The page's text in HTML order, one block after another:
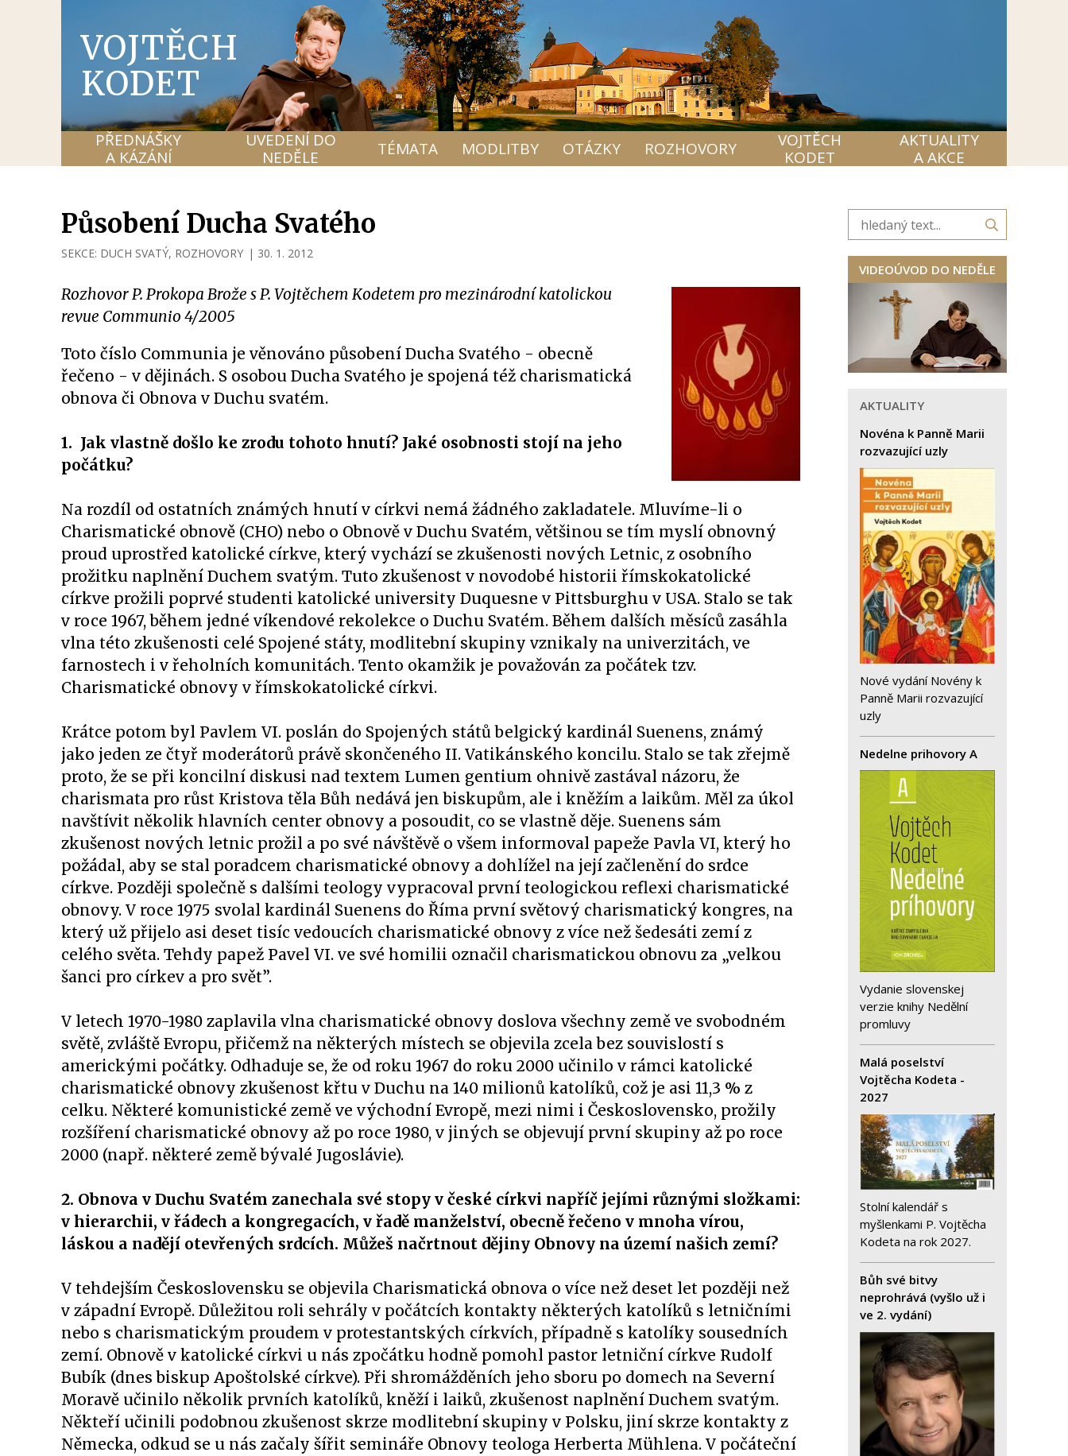
VOJTĚCH
KODET
PŘEDNÁŠKY
A KÁZÁNÍ
UVEDENÍ DO
NEDĚLE
TÉMATA MODLITBY OTÁZKY ROZHOVORY
VOJTĚCH
KODET
AKTUALITY
A AKCE
Působení Ducha Svatého
SEKCE: DUCH SVATÝ, ROZHOVORY | 30. 1. 2012
Rozhovor P. Prokopa Brože s P. Vojtěchem Kodetem pro mezinárodní katolickou
revue Communio 4/2005
Toto číslo Communia je věnováno působení Ducha Svatého - obecně
řečeno - v dějinách. S osobou Ducha Svatého je spojená též charismatická
obnova či Obnova v Duchu svatém.
1. Jak vlastně došlo ke zrodu tohoto hnutí? Jaké osobnosti stojí na jeho
počátku?
Na rozdíl od ostatních známých hnutí v církvi nemá žádného zakladatele. Mluvíme-li o
Charismatické obnově (CHO) nebo o Obnově v Duchu Svatém, většinou se tím myslí obnovný
proud uprostřed katolické církve, který vychází se zkušenosti nových Letnic, z osobního
prožitku naplnění Duchem svatým. Tuto zkušenost v novodobé historii římskokatolické
církve prožili poprvé studenti katolické university Duquesne v Pittsburghu v USA. Stalo se tak
v roce 1967, během jedné víkendové rekolekce o Duchu Svatém. Během dalších měsíců zasáhla
vlna této zkušenosti celé Spojené státy, modlitební skupiny vznikaly na univerzitách, ve
farnostech i v řeholních komunitách. Tento okamžik je považován za počátek tzv.
Charismatické obnovy v římskokatolické církvi.
Krátce potom byl Pavlem VI. poslán do Spojených států belgický kardinál Suenens, známý
jako jeden ze čtyř moderátorů právě skončeného II. Vatikánského koncilu. Stalo se tak zřejmě
proto, že se při koncilní diskusi nad textem Lumen gentium ohnivě zastával názoru, že
charismata pro růst Kristova těla Bůh nedává jen biskupům, ale i kněžím a laikům. Měl za úkol
navštívit několik hlavních center obnovy a posoudit, co se vlastně děje. Suenens sám
zkušenost nových letnic prožil a po své návštěvě o všem informoval papeže Pavla VI, který ho
požádal, aby se stal poradcem charismatické obnovy a dohlížel na její začlenění do srdce
církve. Později společně s dalšími teology vypracoval první teologickou reflexi charismatické
obnovy. V roce 1975 svolal kardinál Suenens do Říma první světový charismatický kongres, na
který už přijelo asi deset tisíc vedoucích charismatické obnovy z více než šedesáti zemí z
celého světa. Tehdy papež Pavel VI. ve své homilii označil charismatickou obnovu za „velkou
šanci pro církev a pro svět”.
V letech 1970-1980 zaplavila vlna charismatické obnovy doslova všechny země ve svobodném
světě, zvláště Evropu, přičemž na některých místech se objevila zcela bez souvislostí s
americkými počátky. Odhaduje se, že od roku 1967 do roku 2000 učinilo v rámci katolické
charismatické obnovy zkušenost křtu v Duchu na 140 milionů katolíků, což je asi 11,3 % z
celku. Některé komunistické země ve východní Evropě, mezi nimi i Československo, prožily
rozšíření charismatické obnovy až po roce 1980, v jiných se objevují první skupiny až po roce
2000 (např. některé země bývalé Jugoslávie).
2. Obnova v Duchu Svatém zanechala své stopy v české církvi napříč jejími různými složkami:
v hierarchii, v řádech a kongregacích, v řadě manželství, obecně řečeno v mnoha vírou,
láskou a nadějí otevřených srdcích. Můžeš načrtnout dějiny Obnovy na území našich zemí?
V tehdejším Československu se objevila Charismatická obnova o více než deset let později než
v západní Evropě. Důležitou roli sehrály v počátcích kontakty některých katolíků s letničními
nebo s charismatickým proudem v protestantských církvích, případně s katolíky sousedních
zemí. Obnově v katolické církvi u nás zpočátku hodně pomohl pastor letniční církve Rudolf
Bubík (dnes biskup Apoštolské církve). Při shromážděních jeho sboru po domech na Severní
Moravě učinilo několik prvních katolíků, kněží i laiků, zkušenost naplnění Duchem svatým.
Někteří učinili podobnou zkušenost skrze modlitební skupiny v Polsku, jiní skrze kontakty z
Německa, odkud se u nás začaly šířit semináře Obnovy teologa Herberta Mühlena. V počáteční
VIDEOÚVOD DO NEDĚLE
AKTUALITY
Novéna k Panně Marii
rozvazující uzly
Nové vydání Novény k
Panně Marii rozvazující
uzly
Nedelne prihovory A
Vydanie slovenskej
verzie knihy Nedělní
promluvy
Malá poselství
Vojtěcha Kodeta -
2027
Stolní kalendář s
myšlenkami P. Vojtěcha
Kodeta na rok 2027.
Bůh své bitvy
neprohrává (vyšlo už i
ve 2. vydání)